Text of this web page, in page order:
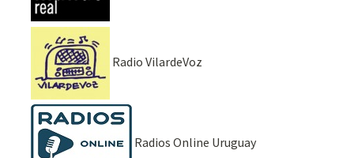
Radio VilardeVoz
Radios Online Uruguay